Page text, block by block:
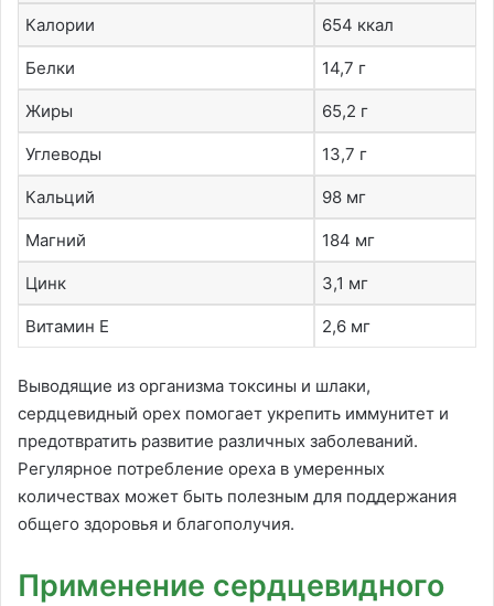
Калории 654 ккал
Белки 14,7 г
Жиры 65,2 г
Углеводы 13,7 г
Кальций 98 мг
Магний 184 мг
Цинк 3,1 мг
Витамин Е 2,6 мг
Выводящие из организма токсины и шлаки,
сердцевидный орех помогает укрепить иммунитет и
предотвратить развитие различных заболеваний.
Регулярное потребление ореха в умеренных
количествах может быть полезным для поддержания
общего здоровья и благополучия.
Применение сердцевидного